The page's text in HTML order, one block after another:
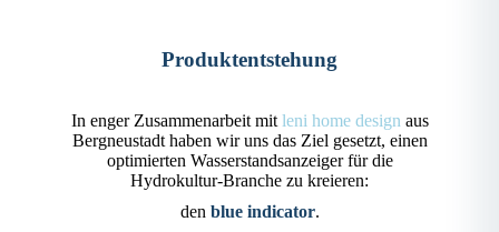
Produktentstehung
In enger Zusammenarbeit mit leni home design aus
Bergneustadt haben wir uns das Ziel gesetzt, einen
optimierten Wasserstandsanzeiger für die
Hydrokultur-Branche zu kreieren:
den blue indicator.